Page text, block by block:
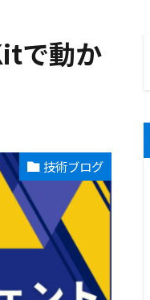
で動か
技術ブログ